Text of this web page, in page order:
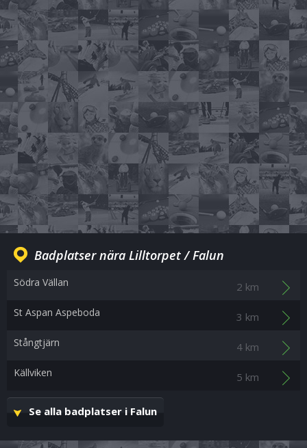
Badplatser nära Lilltorpet / Falun
Södra Vällan 2 km
St Aspan Aspeboda 3 km
Stångtjärn 4 km
Källviken 5 km
Se alla badplatser i Falun